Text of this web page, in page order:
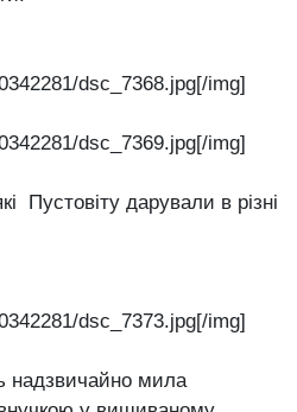
dsc_7368.jpg[/img]
dsc_7369.jpg[/img]
Пустовіту дарували в різні
dsc_7373.jpg[/img]
надзвичайно мила